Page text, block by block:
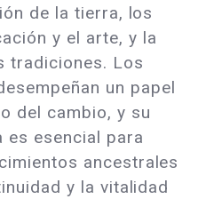
de la tierra, los
y el arte, y la
tradiciones. Los
un papel
del cambio, y su
es esencial para
ancestrales
y la vitalidad